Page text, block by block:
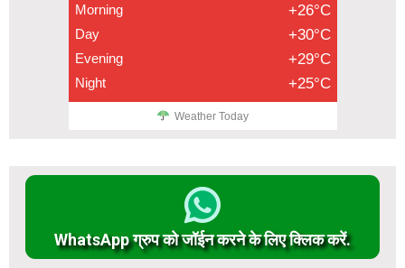
Morning +26°C
Day +30°C
Evening +29°C
Night +25°C
Weather Today
WhatsApp ग्रुप को जॉईन करने के लिए क्लिक करें.